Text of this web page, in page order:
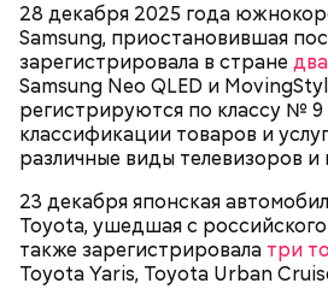
28 декабря 2025 года
Samsung, приостановившая
зарегистрировала в стране
Samsung Neo QLED и
регистрируются по классу №
классификации товаров и
различные виды телевизоров
23 декабря японская
Toyota, ушедшая с
также зарегистрировала три
Toyota Yaris, Toyota Urban
День воздушных поцелуев
В некоторых молодежных
стран в этот праздник